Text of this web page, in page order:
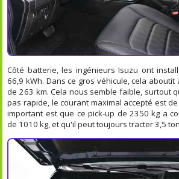
Côté batterie, les ingénieurs Isuzu ont
66,9 kWh. Dans ce gros véhicule, cela aboutit
de 263 km. Cela nous semble faible, surtout
pas rapide, le courant maximal accepté est
important est que ce pick-up de 2350 kg a
de 1010 kg, et qu'il peut toujours tracter 3,5